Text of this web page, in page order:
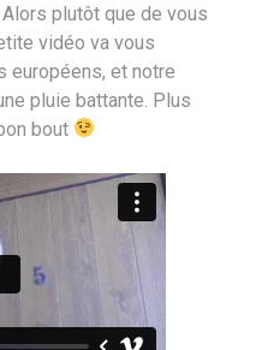
plutôt que de vous
vidéo va vous
européens, et notre
pluie battante. Plus
bout